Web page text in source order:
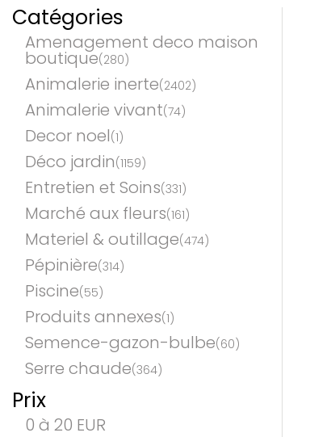
Catégories
Amenagement deco maison
boutique(280)
Animalerie inerte(2402)
Animalerie vivant(74)
Decor noel(1)
Déco jardin(1159)
Entretien et Soins(331)
Marché aux fleurs(161)
Materiel & outillage(474)
Pépinière(314)
Piscine(55)
Produits annexes(1)
Semence-gazon-bulbe(60)
Serre chaude(364)
Prix
0 à 20 EUR